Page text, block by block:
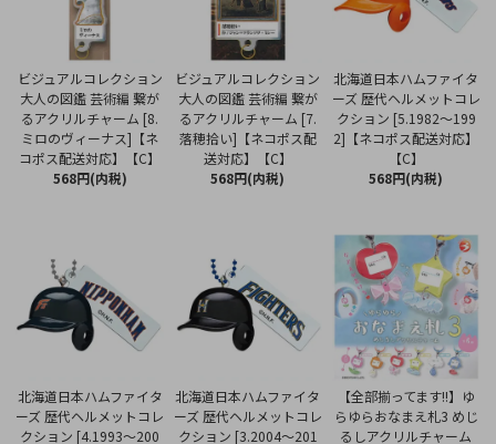
ビジュアルコレクション
大人の図鑑 芸術編 繋が
るアクリルチャーム [8.
ミロのヴィーナス]【ネ
コポス配送対応】【C】
568円(内税)
ビジュアルコレクション
大人の図鑑 芸術編 繋が
るアクリルチャーム [7.
落穂拾い]【ネコポス配
送対応】【C】
568円(内税)
北海道日本ハムファイタ
ーズ 歴代ヘルメットコレ
クション [5.1982～199
2]【ネコポス配送対応】
【C】
568円(内税)
北海道日本ハムファイタ
ーズ 歴代ヘルメットコレ
クション [4.1993～200
北海道日本ハムファイタ
ーズ 歴代ヘルメットコレ
クション [3.2004～201
【全部揃ってます!!】ゆ
らゆらおなまえ札3 めじ
るしアクリルチャーム